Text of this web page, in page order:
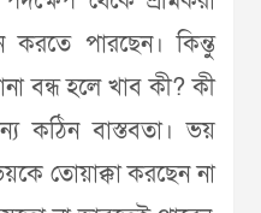
করতে পারছেন। কিন্তু
বন্ধ হলে খাব কী? কী
কঠিন বাস্তবতা। ভয়
তোয়াক্কা করছেন না